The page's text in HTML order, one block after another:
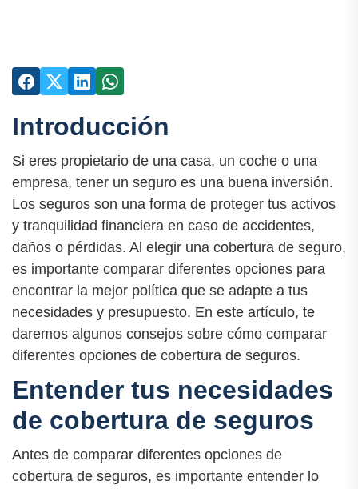
Introducción
Si eres propietario de una casa, un coche o una
empresa, tener un seguro es una buena inversión.
Los seguros son una forma de proteger tus activos
y tranquilidad financiera en caso de accidentes,
daños o pérdidas. Al elegir una cobertura de seguro,
es importante comparar diferentes opciones para
encontrar la mejor política que se adapte a tus
necesidades y presupuesto. En este artículo, te
daremos algunos consejos sobre cómo comparar
diferentes opciones de cobertura de seguros.
Entender tus necesidades
de cobertura de seguros
Antes de comparar diferentes opciones de
cobertura de seguros, es importante entender lo